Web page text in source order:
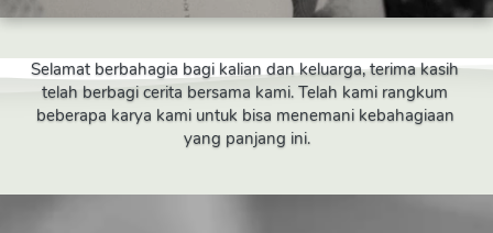
Selamat berbahagia bagi kalian dan keluarga, terima kasih
telah berbagi cerita bersama kami. Telah kami rangkum
beberapa karya kami untuk bisa menemani kebahagiaan
yang panjang ini.